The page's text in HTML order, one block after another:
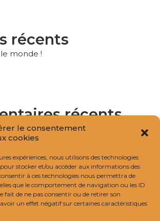
le consentement
cookies
expériences, nous utilisons des technologies
pour stocker et/ou accéder aux informations des
à ces technologies nous permettra de
que le comportement de navigation ou les ID
fait de ne pas consentir ou de retirer son
un effet négatif sur certaines caractéristiques
récents
monde !
récents
à afficher.